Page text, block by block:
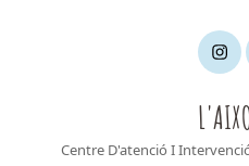
Centre D'atenció I